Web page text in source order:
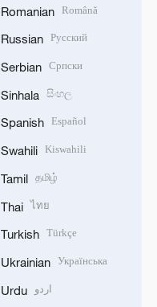
Romanian Română
Russian Русский
Serbian Српски
Sinhala සිංහල
Spanish Español
Swahili Kiswahili
Tamil தமிழ்
Thai ไทย
Turkish Türkçe
Ukrainian Українська
Urdu اردو